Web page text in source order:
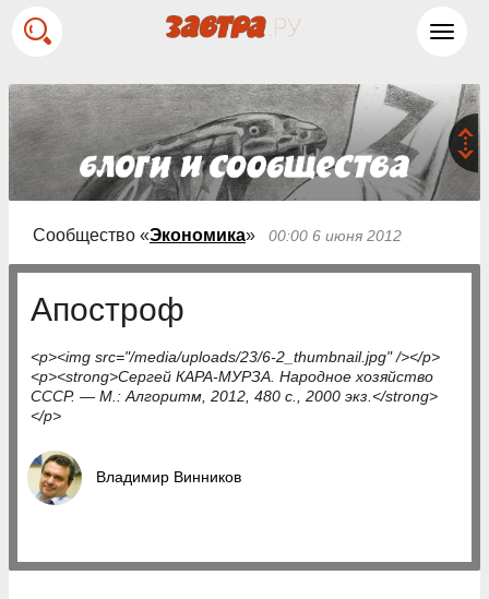
Сообщество «Экономика» 00:00 6 июня 2012
Апостроф
<p><img src="/media/uploads/23/6-2_thumbnail.jpg" /></p>
<p><strong>Сергей КАРА-МУРЗА. Народное хозяйство
СССР. — М.: Алгоритм, 2012, 480 с., 2000 экз.</strong>
</p>
Владимир Винников